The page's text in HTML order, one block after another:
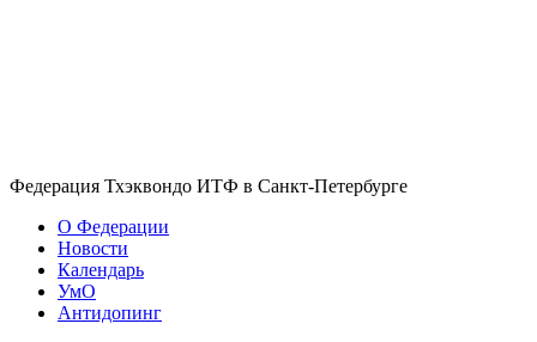
Федерация Тхэквондо ИТФ в Санкт-Петербурге
О Федерации
Новости
Календарь
УмО
Антидопинг